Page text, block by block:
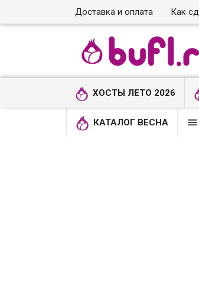
Доставка и оплата Как
ХОСТЫ ЛЕТО 2026
КАТАЛОГ ВЕСНА 